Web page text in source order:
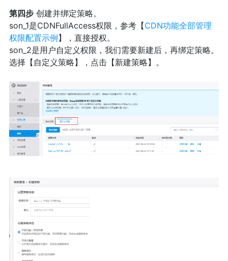
第四步创建并绑定策略。
son_1是CDNFullAccess权限，参考【CDN功能全部管理
权限配置示例】，直接授权。
son_2是用户自定义权限，我们需要新建后，再绑定策略。
选择【自定义策略】，点击【新建策略】。